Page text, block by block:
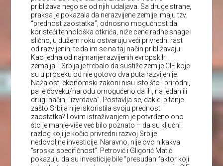
približava nego se od njih udaljava. Sa druge strane,
praksa je pokazala da nerazvijene zemlje imaju tzv.
“prednost zaostatka”, odnosno mogućnost da
koristeći tehnološka otkrića, niže cene radne snage i
slično, u dužem roku ostvaruju veći privredni rast
od razvijenih, te da im se na taj način približavaju.
Kao jedna od najmanje razvijenih evropskih
zemalja, i Srbija je trebalo da sustiže zemlje CIE koje
su u proseku od nje gotovo dva puta razvijenije.
Nažalost, ekonomski zakoni nisu isto što i prirodni,
pa je čoveku/narodu omogućeno da ih, na jedan ili
drugi način, “izvrdava”. Postavlja se, dakle, pitanje
zašto Srbija nije iskoristila svoju prednost
zaostatka? I ovim istraživanjem je potvrđeno ono
što je manje-više već bilo poznato – da su ključni
razlog koji je kočio privredni razvoj Srbije
nedovoljne investicije. Naravno, nije ovo nikakva
“srpska specifičnost”. Petrović i Gligorić Matić
pokazuju da su investicije bile “presudan faktor koji